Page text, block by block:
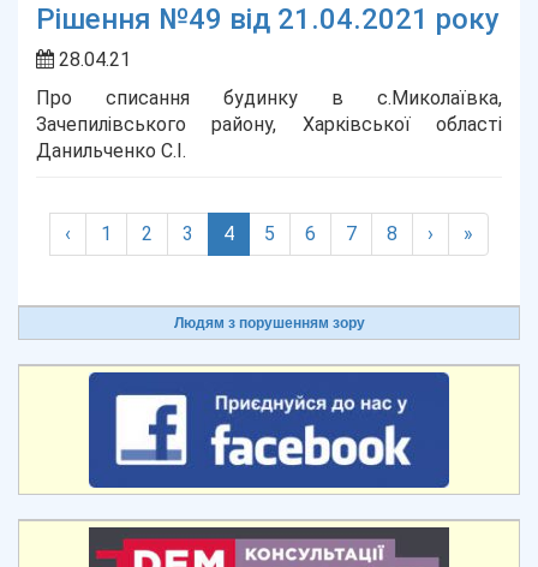
Рішення №49 від 21.04.2021 року
28.04.21
Про списання будинку в с.Миколаївка,
Зачепилівського району, Харківської області
Данильченко С.І.
‹ 1 2 3 4(current)
5 6 7 8 › »
Людям з порушенням зору